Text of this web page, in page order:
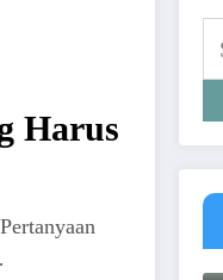
Harus